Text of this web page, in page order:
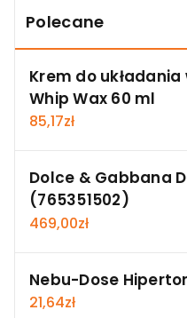
Polecane
Krem do układania
Whip Wax 60 ml
85,17zł
Dolce & Gabbana
(765351502)
469,00zł
Nebu-Dose
21,64zł